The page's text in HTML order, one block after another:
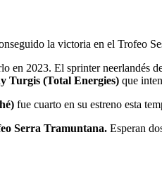
la victoria en el Trofeo
en 2023. El sprinter neerlandés
Turgis (Total Energies) que
fue cuarto en su estreno esta
Serra Tramuntana. Esperan